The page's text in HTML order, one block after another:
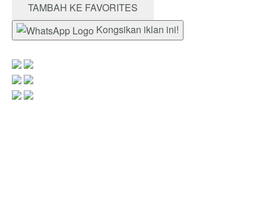
TAMBAH KE FAVORITES
Kongsikan iklan ini!